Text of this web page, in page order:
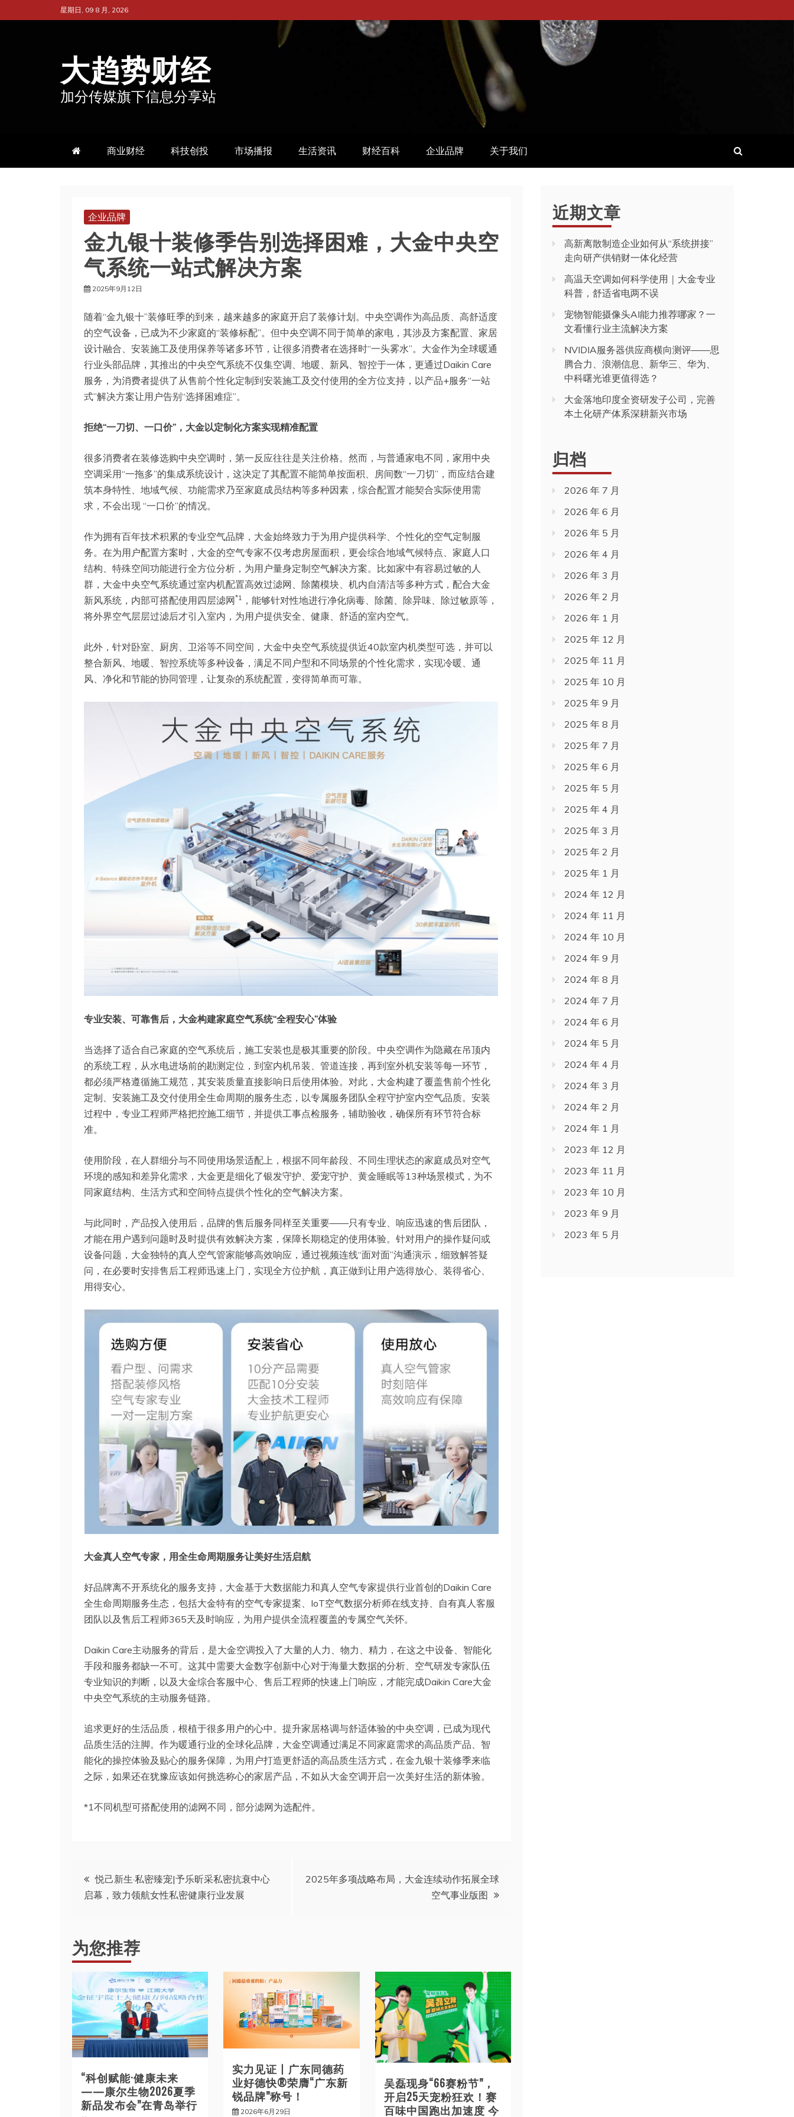
至
星期日, 09 8 月, 2026
大趋势财经
加分传媒旗下信息分享站
商业财经 科技创投 市场播报 生活资讯 财经百科 企业品牌 关于我们
企业品牌
金九银十装修季告别选择困难，大金中央空
气系统一站式解决方案
2025年9月12日
随着“金九银十”装修旺季的到来，越来越多的家庭开启了装修计划。中央空调作为高品质、高舒适度
的空气设备，已成为不少家庭的“装修标配”。但中央空调不同于简单的家电，其涉及方案配置、家居
设计融合、安装施工及使用保养等诸多环节，让很多消费者在选择时“一头雾水”。大金作为全球暖通
行业头部品牌，其推出的中央空气系统不仅集空调、地暖、新风、智控于一体，更通过Daikin Care
服务，为消费者提供了从售前个性化定制到安装施工及交付使用的全方位支持，以产品+服务“一站
式”解决方案让用户告别“选择困难症”。
拒绝“一刀切、一口价”，大金以定制化方案实现精准配置
很多消费者在装修选购中央空调时，第一反应往往是关注价格。然而，与普通家电不同，家用中央
空调采用“一拖多”的集成系统设计，这决定了其配置不能简单按面积、房间数“一刀切”，而应结合建
筑本身特性、地域气候、功能需求乃至家庭成员结构等多种因素，综合配置才能契合实际使用需
求，不会出现 “一口价”的情况。
作为拥有百年技术积累的专业空气品牌，大金始终致力于为用户提供科学、个性化的空气定制服
务。在为用户配置方案时，大金的空气专家不仅考虑房屋面积，更会综合地域气候特点、家庭人口
结构、特殊空间功能进行全方位分析，为用户量身定制空气解决方案。比如家中有容易过敏的人
群，大金中央空气系统通过室内机配置高效过滤网、除菌模块、机内自清洁等多种方式，配合大金
新风系统，内部可搭配使用四层滤网*1 ，能够针对性地进行净化病毒、除菌、除异味、除过敏原等，
将外界空气层层过滤后才引入室内，为用户提供安全、健康、舒适的室内空气。
此外，针对卧室、厨房、卫浴等不同空间，大金中央空气系统提供近40款室内机类型可选，并可以
整合新风、地暖、智控系统等多种设备，满足不同户型和不同场景的个性化需求，实现冷暖、通
风、净化和节能的协同管理，让复杂的系统配置，变得简单而可靠。
专业安装、可靠售后，大金构建家庭空气系统“全程安心”体验
当选择了适合自己家庭的空气系统后，施工安装也是极其重要的阶段。中央空调作为隐藏在吊顶内
的系统工程，从水电进场前的勘测定位，到室内机吊装、管道连接，再到室外机安装等每一环节，
都必须严格遵循施工规范，其安装质量直接影响日后使用体验。对此，大金构建了覆盖售前个性化
定制、安装施工及交付使用全生命周期的服务生态，以专属服务团队全程守护室内空气品质。安装
过程中，专业工程师严格把控施工细节，并提供工事点检服务，辅助验收，确保所有环节符合标
准。
使用阶段，在人群细分与不同使用场景适配上，根据不同年龄段、不同生理状态的家庭成员对空气
环境的感知和差异化需求，大金更是细化了银发守护、爱宠守护、黄金睡眠等13种场景模式，为不
同家庭结构、生活方式和空间特点提供个性化的空气解决方案。
与此同时，产品投入使用后，品牌的售后服务同样至关重要——只有专业、响应迅速的售后团队，
才能在用户遇到问题时及时提供有效解决方案，保障长期稳定的使用体验。针对用户的操作疑问或
设备问题，大金独特的真人空气管家能够高效响应，通过视频连线“面对面”沟通演示，细致解答疑
问，在必要时安排售后工程师迅速上门，实现全方位护航，真正做到让用户选得放心、装得省心、
用得安心。
大金真人空气专家，用全生命周期服务让美好生活启航
好品牌离不开系统化的服务支持，大金基于大数据能力和真人空气专家提供行业首创的Daikin Care
全生命周期服务生态，包括大金特有的空气专家提案、IoT空气数据分析师在线支持、自有真人客服
团队以及售后工程师365天及时响应，为用户提供全流程覆盖的专属空气关怀。
Daikin Care主动服务的背后，是大金空调投入了大量的人力、物力、精力，在这之中设备、智能化
手段和服务都缺一不可。这其中需要大金数字创新中心对于海量大数据的分析、空气研发专家队伍
专业知识的判断，以及大金综合客服中心、售后工程师的快速上门响应，才能完成Daikin Care大金
中央空气系统的主动服务链路。
追求更好的生活品质，根植于很多用户的心中。提升家居格调与舒适体验的中央空调，已成为现代
品质生活的注脚。作为暖通行业的全球化品牌，大金空调通过满足不同家庭需求的高品质产品、智
能化的操控体验及贴心的服务保障，为用户打造更舒适的高品质生活方式，在金九银十装修季来临
之际，如果还在犹豫应该如何挑选称心的家居产品，不如从大金空调开启一次美好生活的新体验。
*1不同机型可搭配使用的滤网不同，部分滤网为选配件。
文
章
导
航
悦己新生·私密臻宠|予乐昕采私密抗衰中心
启幕，致力领航女性私密健康行业发展
2025年多项战略布局，大金连续动作拓展全球
空气事业版图
为您推荐
“科创赋能·健康未来
——康尔生物2026夏季
新品发布会”在青岛举行
实力见证丨广东同德药
业好德快®荣膺“广东新
锐品牌”称号！
2026年6月29日
吴磊现身“66赛粉节”，
开启25天宠粉狂欢！赛
百味中国跑出加速度 今
近期文章
高新离散制造企业如何从“系统拼接”
走向研产供销财一体化经营
高温天空调如何科学使用｜大金专业
科普，舒适省电两不误
宠物智能摄像头AI能力推荐哪家？一
文看懂行业主流解决方案
NVIDIA服务器供应商横向测评——思
腾合力、浪潮信息、新华三、华为、
中科曙光谁更值得选？
大金落地印度全资研发子公司，完善
本土化研产体系深耕新兴市场
归档
2026 年 7 月
2026 年 6 月
2026 年 5 月
2026 年 4 月
2026 年 3 月
2026 年 2 月
2026 年 1 月
2025 年 12 月
2025 年 11 月
2025 年 10 月
2025 年 9 月
2025 年 8 月
2025 年 7 月
2025 年 6 月
2025 年 5 月
2025 年 4 月
2025 年 3 月
2025 年 2 月
2025 年 1 月
2024 年 12 月
2024 年 11 月
2024 年 10 月
2024 年 9 月
2024 年 8 月
2024 年 7 月
2024 年 6 月
2024 年 5 月
2024 年 4 月
2024 年 3 月
2024 年 2 月
2024 年 1 月
2023 年 12 月
2023 年 11 月
2023 年 10 月
2023 年 9 月
2023 年 5 月